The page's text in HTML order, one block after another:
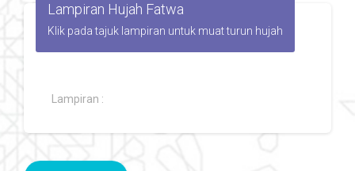
Lampiran Hujah Fatwa
Klik pada tajuk lampiran untuk muat turun hujah
Lampiran :